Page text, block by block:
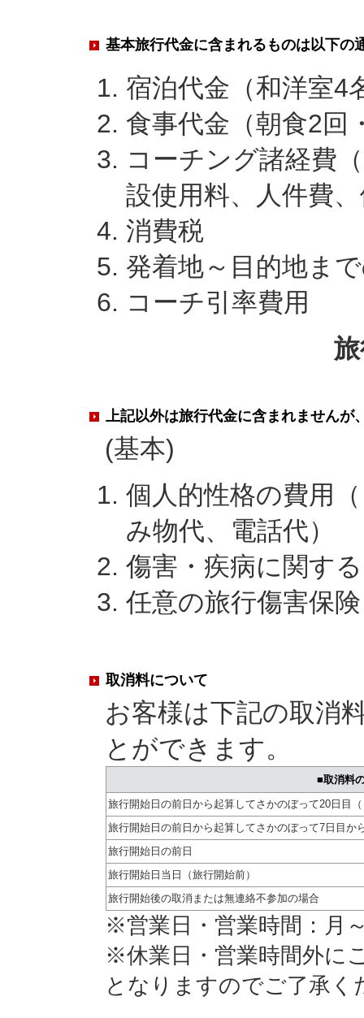
基本旅行代金に含まれるものは以下の
宿泊代金（和洋室4
食事代金（朝食2回
コーチング諸経費
設使用料、人件費
消費税
発着地～目的地ま
コーチ引率費用
上記以外は旅行代金に含まれませんが
(基本)
個人的性格の費用
み物代、電話代）
傷害・疾病に関す
任意の旅行傷害保険
取消料について
お客様は下記の取消
とができます。
■取消料
旅行開始日の前日から起算してさかのぼって20日目
旅行開始日の前日から起算してさかのぼって7日目か
旅行開始日の前日
旅行開始日当日（旅行開始前）
旅行開始後の取消または無連絡不参加の場合
※営業日・営業時間：
※休業日・営業時間外に
となりますのでご了承く